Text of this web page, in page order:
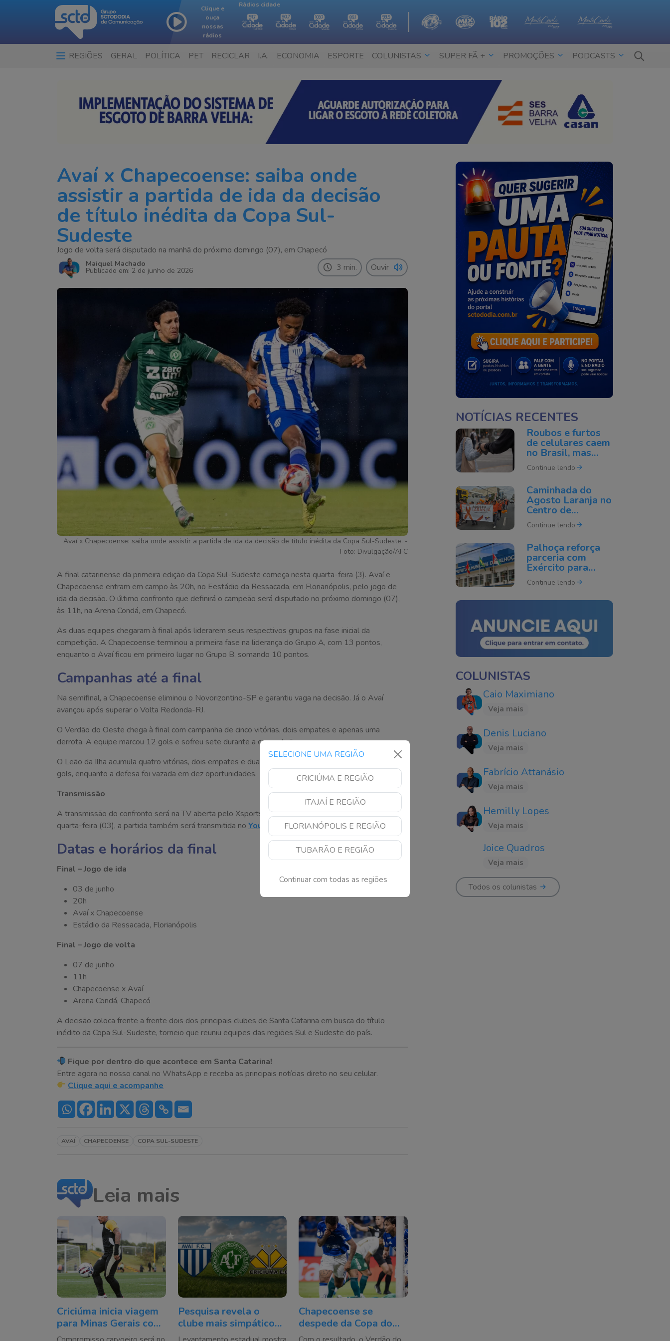
Clique e
ouça
nossas
rádios
Rádios cidade
REGIÕES GERAL POLÍTICA PET RECICLAR I.A. ECONOMIA ESPORTE COLUNISTAS SUPER FÃ + PROMOÇÕES PODCASTS
SELECIONE UMA REGIÃO
CRICIÚMA E REGIÃO
ITAJAÍ E REGIÃO
FLORIANÓPOLIS E REGIÃO
TUBARÃO E REGIÃO
Continuar com todas as regiões
Avaí x Chapecoense: saiba onde
assistir a partida de ida da decisão
de título inédita da Copa Sul-
Sudeste
Jogo de volta será disputado na manhã do próximo domingo (07), em Chapecó
Maiquel Machado
Publicado em: 2 de junho de 2026 3 min. Ouvir
Avaí x Chapecoense: saiba onde assistir a partida de ida da decisão de título inédita da Copa Sul-Sudeste. -
Foto: Divulgação/AFC
A final catarinense da primeira edição da Copa Sul-Sudeste começa nesta quarta-feira (3). Avaí e
Chapecoense entram em campo às 20h, no Eestádio da Ressacada, em Florianópolis, pelo jogo de
ida da decisão. O último confronto que definirá o campeão será disputado no próximo domingo (07),
às 11h, na Arena Condá, em Chapecó.
As duas equipes chegaram à final após liderarem seus respectivos grupos na fase inicial da
competição. A Chapecoense terminou a primeira fase na liderança do Grupo A, com 13 pontos,
enquanto o Avaí ficou em primeiro lugar no Grupo B, somando 10 pontos.
Campanhas até a final
Na semifinal, a Chapecoense eliminou o Novorizontino-SP e garantiu vaga na decisão. Já o Avaí
avançou após superar o Volta Redonda-RJ.
O Verdão do Oeste chega à final com campanha de cinco vitórias, dois empates e apenas uma
derrota. A equipe marcou 12 gols e sofreu sete durante a competição.
O Leão da Ilha acumula quatro vitórias, dois empates e duas derrotas. O ataque avaiano marcou 15
gols, enquanto a defesa foi vazada em dez oportunidades.
Transmissão
A transmissão do confronto será na TV aberta pelo Xsports e vai ao ar a partir das 19h50, desta
quarta-feira (03), a partida também será transmitida no Youtube pelo SportyNet.
Datas e horários da final
Final – Jogo de ida
03 de junho
20h
Avaí x Chapecoense
Estádio da Ressacada, Florianópolis
Final – Jogo de volta
07 de junho
11h
Chapecoense x Avaí
Arena Condá, Chapecó
A decisão coloca frente a frente dois dos principais clubes de Santa Catarina em busca do título
inédito da Copa Sul-Sudeste, torneio que reuniu equipes das regiões Sul e Sudeste do país.
Fique por dentro do que acontece em Santa Catarina!
Entre agora no nosso canal no WhatsApp e receba as principais notícias direto no seu celular.
Clique aqui e acompanhe
AVAÍ CHAPECOENSE COPA SUL-SUDESTE
Leia mais
Criciúma inicia viagem
para Minas Gerais com
dúvida sobre Otero
Pesquisa revela o
clube mais simpático
de Santa Catarina e o
Chapecoense se
despede da Copa do
Brasil após derrota
NOTÍCIAS RECENTES
Roubos e furtos
de celulares caem
no Brasil, mas
número ainda
assusta; veja como
Continue lendo
Caminhada do
Agosto Laranja no
Centro de
Navegantes
reforça
conscientização
sobre prevenção
de deficiências
Continue lendo
Palhoça reforça
parceria com
Exército para
ampliar ações de
segurança e
emergências
Continue lendo
COLUNISTAS
Caio Maximiano
Veja mais
Denis Luciano
Veja mais
Fabrício Attanásio
Veja mais
Hemilly Lopes
Veja mais
Joice Quadros
Veja mais
Todos os colunistas